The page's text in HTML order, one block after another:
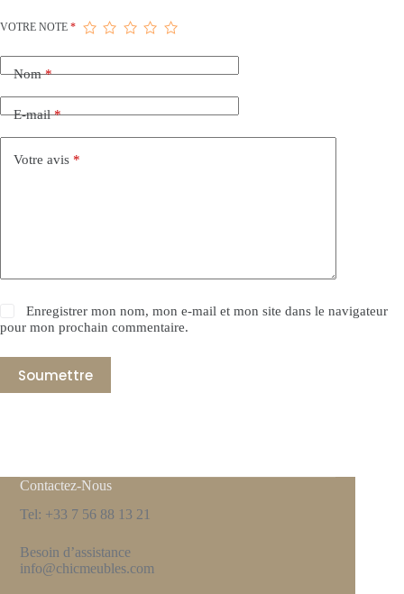
VOTRE NOTE *
Nom*
E-mail*
Votre avis *
Enregistrer mon nom, mon e-mail et mon site dans le navigateur
pour mon prochain commentaire.
Soumettre
Contactez-Nous
Tel: +33 7 56 88 13 21
Besoin d’assistance
info@chicmeubles.com